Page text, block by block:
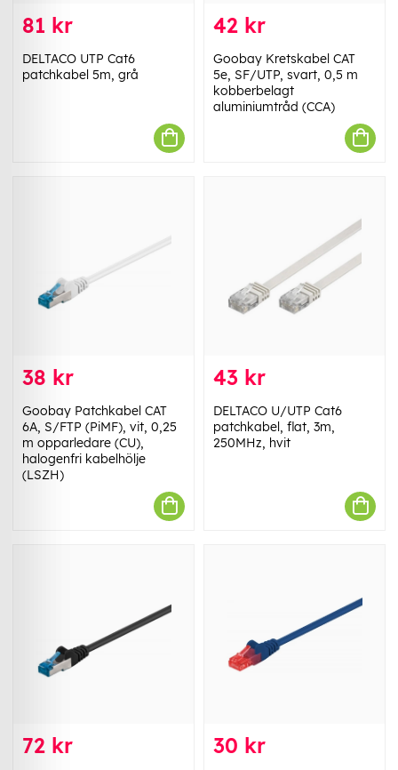
81 kr
DELTACO UTP Cat6
patchkabel 5m, grå
42 kr
Goobay Kretskabel CAT
5e, SF/UTP, svart, 0,5 m
kobberbelagt
aluminiumtråd (CCA)
38 kr
Goobay Patchkabel CAT
6A, S/FTP (PiMF), vit, 0,25
m opparledare (CU),
halogenfri kabelhölje
(LSZH)
43 kr
DELTACO U/UTP Cat6
patchkabel, flat, 3m,
250MHz, hvit
72 kr 30 kr